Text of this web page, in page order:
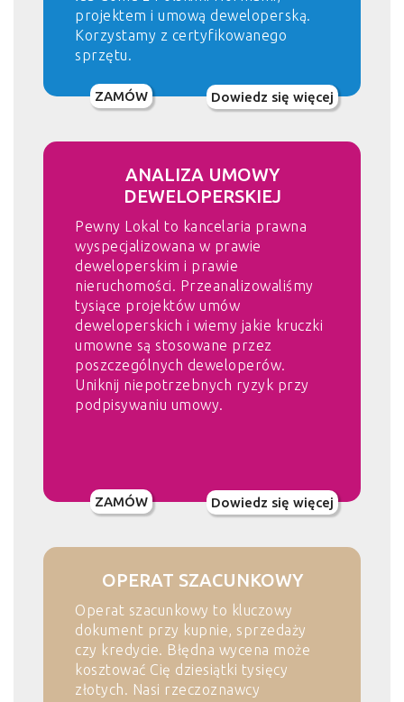
projektem i umową deweloperską.
Korzystamy z certyfikowanego
sprzętu.
ZAMÓW Dowiedz się więcej
ANALIZA UMOWY
DEWELOPERSKIEJ
Pewny Lokal to kancelaria prawna
wyspecjalizowana w prawie
deweloperskim i prawie
nieruchomości. Przeanalizowaliśmy
tysiące projektów umów
deweloperskich i wiemy jakie kruczki
umowne są stosowane przez
poszczególnych deweloperów.
Uniknij niepotrzebnych ryzyk przy
podpisywaniu umowy.
ZAMÓW Dowiedz się więcej
OPERAT SZACUNKOWY
Operat szacunkowy to kluczowy
dokument przy kupnie, sprzedaży
czy kredycie. Błędna wycena może
kosztować Cię dziesiątki tysięcy
złotych. Nasi rzeczoznawcy